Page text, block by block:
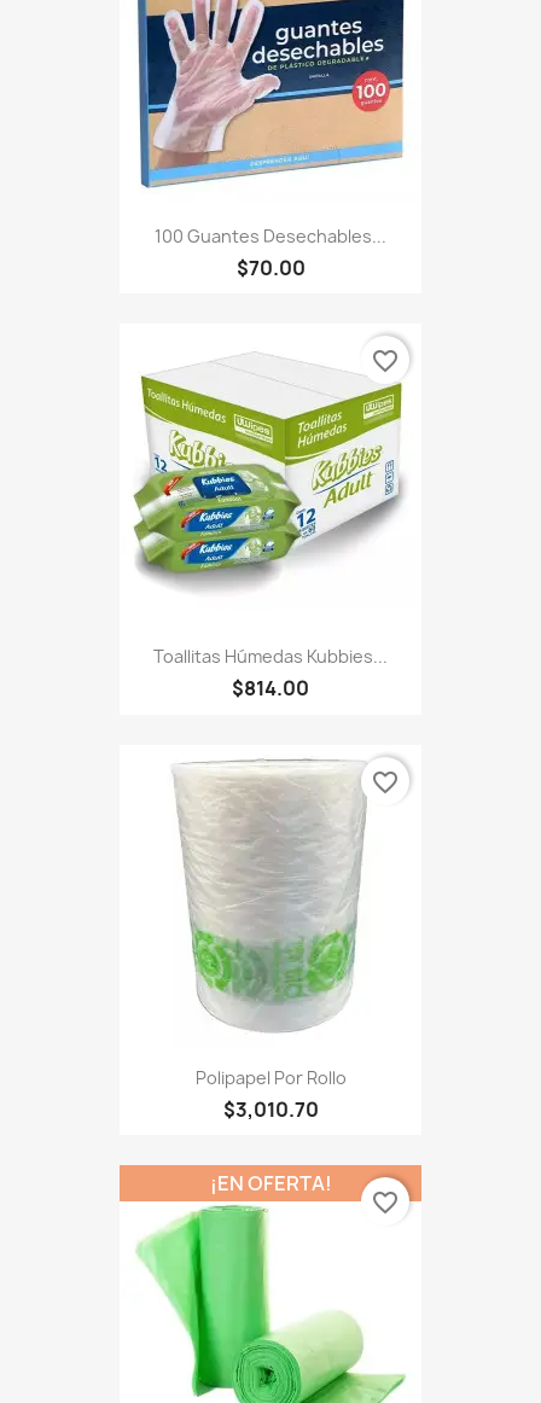
100 Guantes Desechables...
$70.00
Toallitas Húmedas Kubbies...
$814.00
favorite_border
Polipapel Por Rollo
$3,010.70
favorite_border
¡EN OFERTA!
favorite_border